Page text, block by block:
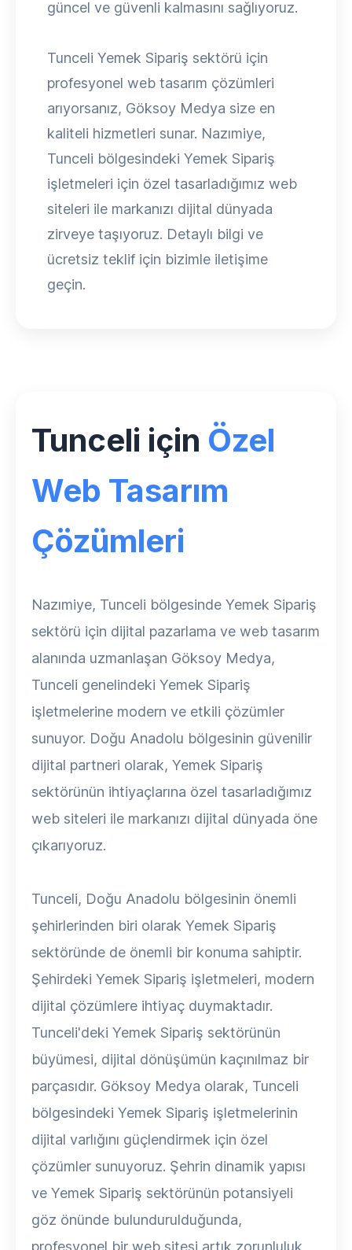
güncel ve güvenli kalmasını sağlıyoruz.
Tunceli Yemek Sipariş sektörü için
profesyonel web tasarım çözümleri
arıyorsanız, Göksoy Medya size en
kaliteli hizmetleri sunar. Nazımiye,
Tunceli bölgesindeki Yemek Sipariş
işletmeleri için özel tasarladığımız web
siteleri ile markanızı dijital dünyada
zirveye taşıyoruz. Detaylı bilgi ve
ücretsiz teklif için bizimle iletişime
geçin.
Tunceli için Özel
Web Tasarım
Çözümleri
Nazımiye, Tunceli bölgesinde Yemek Sipariş
sektörü için dijital pazarlama ve web tasarım
alanında uzmanlaşan Göksoy Medya,
Tunceli genelindeki Yemek Sipariş
işletmelerine modern ve etkili çözümler
sunuyor. Doğu Anadolu bölgesinin güvenilir
dijital partneri olarak, Yemek Sipariş
sektörünün ihtiyaçlarına özel tasarladığımız
web siteleri ile markanızı dijital dünyada öne
çıkarıyoruz.
Tunceli, Doğu Anadolu bölgesinin önemli
şehirlerinden biri olarak Yemek Sipariş
sektöründe de önemli bir konuma sahiptir.
Şehirdeki Yemek Sipariş işletmeleri, modern
dijital çözümlere ihtiyaç duymaktadır.
Tunceli'deki Yemek Sipariş sektörünün
büyümesi, dijital dönüşümün kaçınılmaz bir
parçasıdır. Göksoy Medya olarak, Tunceli
bölgesindeki Yemek Sipariş işletmelerinin
dijital varlığını güçlendirmek için özel
çözümler sunuyoruz. Şehrin dinamik yapısı
ve Yemek Sipariş sektörünün potansiyeli
göz önünde bulundurulduğunda,
profesyonel bir web sitesi artık zorunluluk